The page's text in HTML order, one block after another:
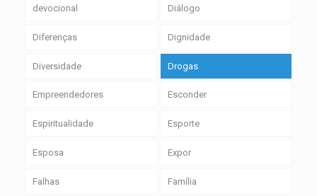
devocional Diálogo
Diferenças Dignidade
Diversidade Drogas
Empreendedores Esconder
Espiritualidade Esporte
Esposa Expor
Falhas Família